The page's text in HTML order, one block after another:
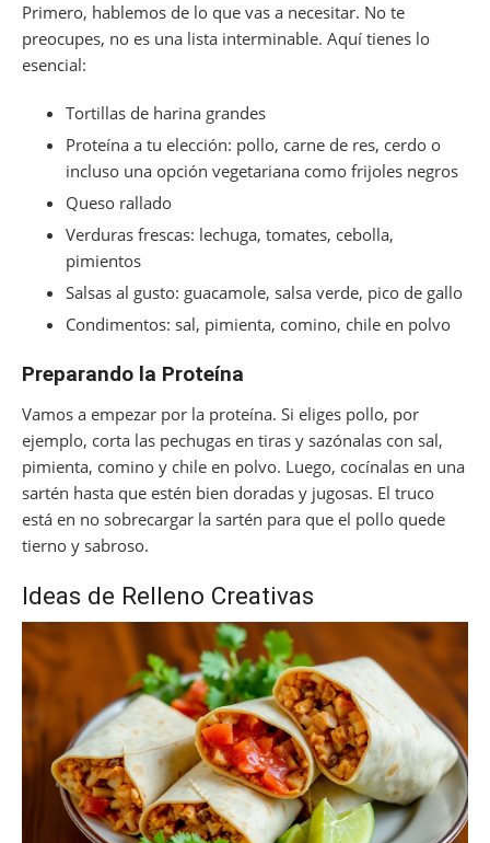
Primero, hablemos de lo que vas a necesitar. No te
preocupes, no es una lista interminable. Aquí tienes lo
esencial:
Tortillas de harina grandes
Proteína a tu elección: pollo, carne de res, cerdo o
incluso una opción vegetariana como frijoles negros
Queso rallado
Verduras frescas: lechuga, tomates, cebolla,
pimientos
Salsas al gusto: guacamole, salsa verde, pico de gallo
Condimentos: sal, pimienta, comino, chile en polvo
Preparando la Proteína
Vamos a empezar por la proteína. Si eliges pollo, por
ejemplo, corta las pechugas en tiras y sazónalas con sal,
pimienta, comino y chile en polvo. Luego, cocínalas en una
sartén hasta que estén bien doradas y jugosas. El truco
está en no sobrecargar la sartén para que el pollo quede
tierno y sabroso.
Ideas de Relleno Creativas